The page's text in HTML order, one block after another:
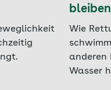
bleiben
Wie
anderen
Wasser